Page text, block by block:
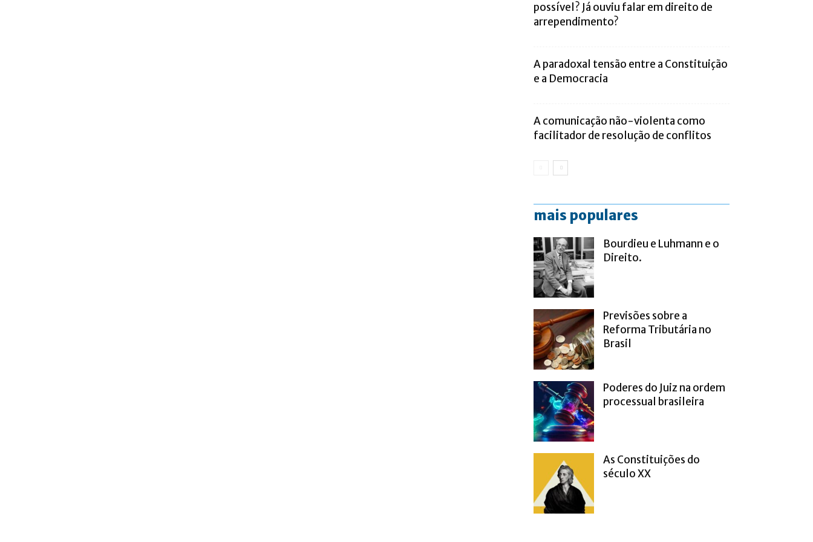
possível? Já ouviu falar em direito de
arrependimento?
A paradoxal tensão entre a Constituição
e a Democracia
A comunicação não-violenta como
facilitador de resolução de conflitos
mais populares
Bourdieu e Luhmann e o
Direito.
Previsões sobre a
Reforma Tributária no
Brasil
Poderes do Juiz na ordem
processual brasileira
As Constituições do
século XX